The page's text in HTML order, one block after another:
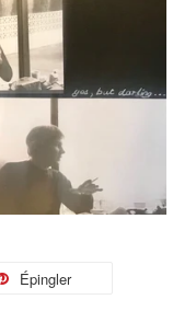
Épingler